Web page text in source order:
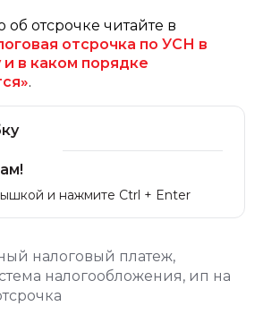
отсрочке читайте в
отсрочка по УСН в
и в каком порядке
.
и нажмите Ctrl + Enter
налоговый платеж,
налогообложения, ип на